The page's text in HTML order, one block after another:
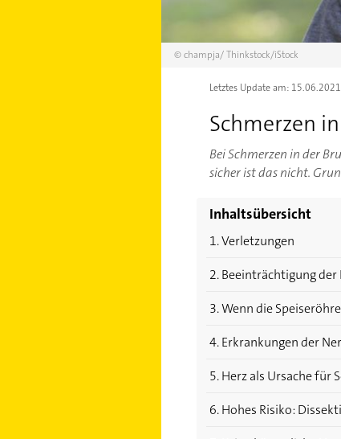
©champja/Thinkstock/iStock
Letztes Update am: 15.06.2021
Schmerzen
Bei Schmerzen in der
sicher ist das nicht.
Inhaltsübersicht
1. Verletzungen
2. Beeinträchtigung der
3. Wenn die
4. Erkrankungen der
5. Herz als Ursache für
6. Hohes Risiko: